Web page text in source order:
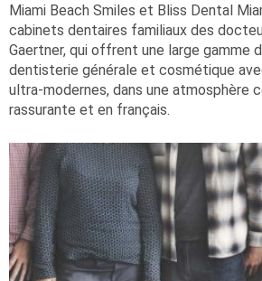
Miami Beach Smiles et Bliss Dental
cabinets dentaires familiaux des
Gaertner, qui offrent une large gamme
dentisterie générale et cosmétique
ultra-modernes, dans une atmosphère
rassurante et en français.